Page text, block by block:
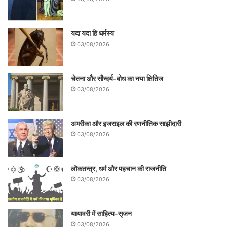
भी स्वरूप को कुचलने का प्रयास करता है।
वैलेंटाइन्स डे का लाठी-डंडों के दम पर विरोध का
चेहरा उसी क्रूरता का हमशक्ल दिखाई देता है।
लेकिन दूसरी तरफ उपभोक्तावाद की संस्कृति के
खिलाफ खड़ी चेतना भी हमें वैलेंटाइन्स डे के वर्तमान
यदा यदा हि धर्मस्य
03/08/2026
चेतना और सौन्दर्य-बोध का नया क्षितिज
03/08/2026
अमरीका और इजराइल की रणनीतिक साझीदारी
03/08/2026
लोकतन्त्र, धर्म और पहचान की राजनीति
03/08/2026
यायावरी में साहित्य-सृजन
03/08/2026